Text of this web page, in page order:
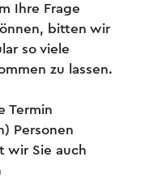
Ihre Frage
bitten wir
so viele
zu lassen.
Termin
Personen
wir Sie auch